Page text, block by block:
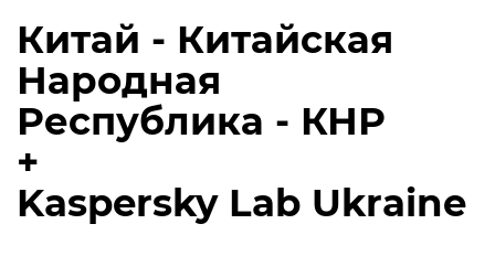
Китай - Китайская
Народная
Республика - КНР
+
Kaspersky Lab Ukraine